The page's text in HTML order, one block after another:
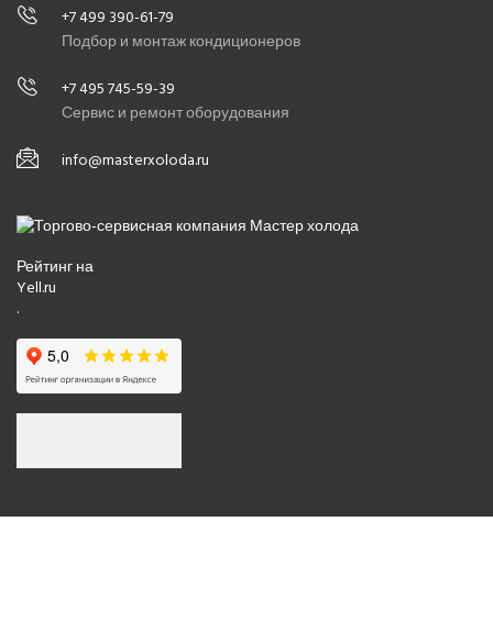
+7 499 390-61-79
Подбор и монтаж кондиционеров
+7 495 745-59-39
Сервис и ремонт оборудования
info@masterxoloda.ru
Рейтинг на
Yell.ru
.